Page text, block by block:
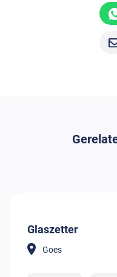
Glaszetter
Goes